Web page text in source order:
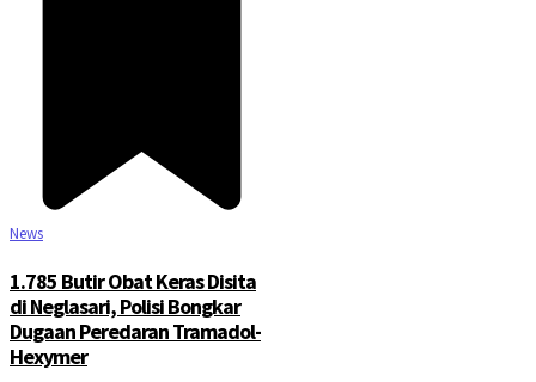
News
1.785 Butir Obat Keras Disita
di Neglasari, Polisi Bongkar
Dugaan Peredaran Tramadol-
Hexymer